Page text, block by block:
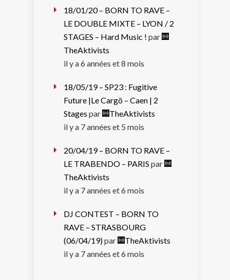
18/01/20 – BORN TO RAVE –
LE DOUBLE MIXTE – LYON / 2
STAGES – Hard Music ! par
TheAktivists
il y a 6 années et 8 mois
18/05/19 – SP23 : Fugitive
Future |Le Cargö – Caen | 2
Stages par
TheAktivists
il y a 7 années et 5 mois
20/04/19 – BORN TO RAVE –
LE TRABENDO – PARIS par
TheAktivists
il y a 7 années et 6 mois
DJ CONTEST – BORN TO
RAVE – STRASBOURG
(06/04/19)par
TheAktivists
il y a 7 années et 6 mois